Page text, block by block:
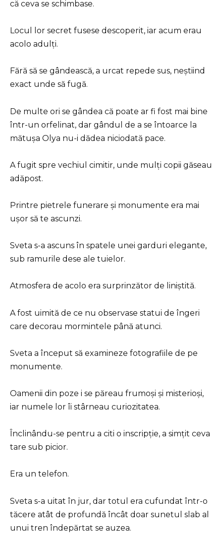
că ceva se schimbase.
Locul lor secret fusese descoperit, iar acum erau
acolo adulți.
Fără să se gândească, a urcat repede sus, neștiind
exact unde să fugă.
De multe ori se gândea că poate ar fi fost mai bine
într-un orfelinat, dar gândul de a se întoarce la
mătușa Olya nu-i dădea niciodată pace.
A fugit spre vechiul cimitir, unde mulți copii găseau
adăpost.
Printre pietrele funerare și monumente era mai
ușor să te ascunzi.
Sveta s-a ascuns în spatele unei garduri elegante,
sub ramurile dese ale tuielor.
Atmosfera de acolo era surprinzător de liniștită.
A fost uimită de ce nu observase statui de îngeri
care decorau mormintele până atunci.
Sveta a început să examineze fotografiile de pe
monumente.
Oamenii din poze i se păreau frumoși și misterioși,
iar numele lor îi stârneau curiozitatea.
Înclinându-se pentru a citi o inscripție, a simțit ceva
tare sub picior.
Era un telefon.
Sveta s-a uitat în jur, dar totul era cufundat într-o
tăcere atât de profundă încât doar sunetul slab al
unui tren îndepărtat se auzea.